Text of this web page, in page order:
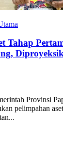
Tahap
Provinsi
pelimpahan